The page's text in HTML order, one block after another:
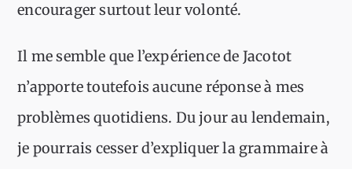
encourager surtout leur volonté.
Il me semble que l’expérience de Jacotot
n’apporte toutefois aucune réponse à mes
problèmes quotidiens. Du jour au lendemain,
je pourrais cesser d’expliquer la grammaire à